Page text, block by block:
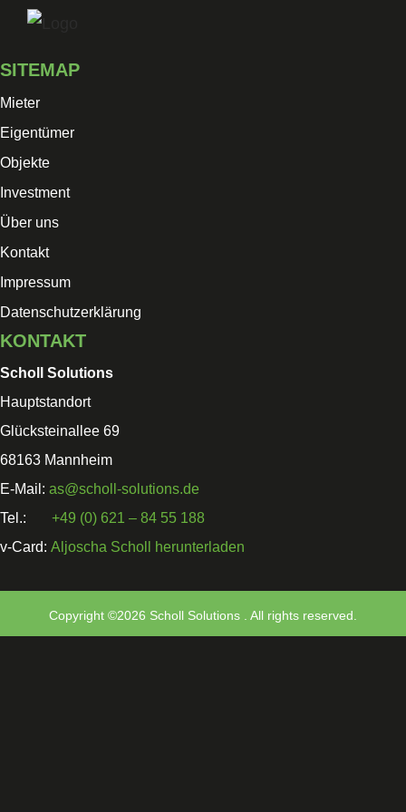
Skip
content
SITEMAP
Mieter
Eigentümer
Objekte
Investment
Über uns
Kontakt
Impressum
Datenschutzerklärung
KONTAKT
Scholl Solutions
Hauptstandort
Glücksteinallee 69
68163 Mannheim
E-Mail: as@scholl-solutions.de
Tel.: +49 (0) 621 – 84 55 188
v-Card: Aljoscha Scholl herunterladen
Copyright ©2026 Scholl Solutions . All rights reserved.